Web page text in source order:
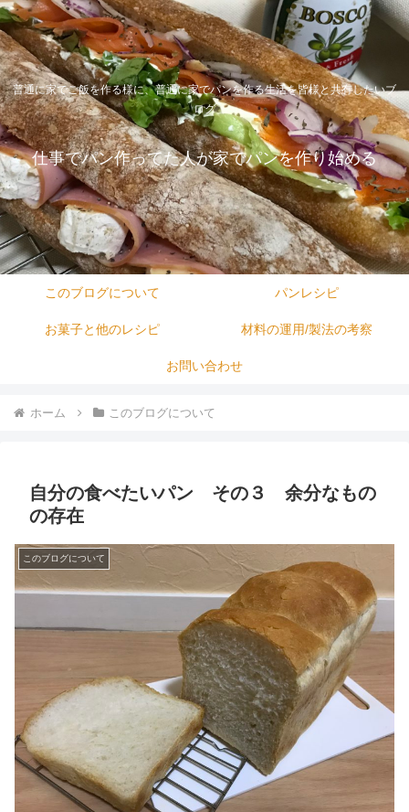
普通に家でご飯を作る様に、普通に家でパンを作る生活を皆様と共有したいブ
ログ
仕事でパン作ってた人が家でパンを作り始める
このブログについて パンレシピ
お菓子と他のレシピ 材料の運用/製法の考察
お問い合わせ
ホーム このブログについて
自分の食べたいパン その３ 余分なもの
の存在
このブログについて